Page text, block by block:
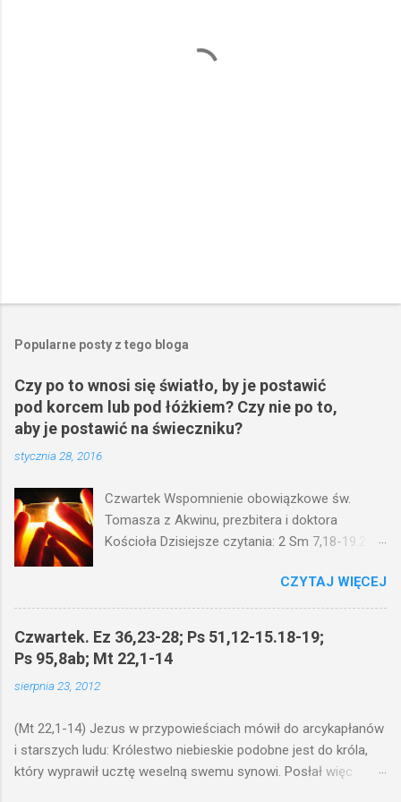
Popularne posty z tego bloga
Czy po to wnosi się światło, by je postawić
pod korcem lub pod łóżkiem? Czy nie po to,
aby je postawić na świeczniku?
stycznia 28, 2016
Czwartek Wspomnienie obowiązkowe św.
Tomasza z Akwinu, prezbitera i doktora
Kościoła Dzisiejsze czytania: 2 Sm 7,18-19.24-
(Mk 4,21-25) Jezus mówił ludowi: Czy po to
wnosi się światło, by je postawić pod korcem
lub pod łóżkiem? Czy nie po to, aby je postawić
na świeczniku? Nie ma bowiem nic ukrytego, co
by nie miało wyjść na jaw. Kto ma uszy do
wy mierzycie, odmierzą wam i jeszcze wam
dołożą. Bo kto ma, temu będzie dane; a kto nie
ma, pozbawią go i tego, co ma. W dzisiejszym
CZYTAJ WIĘCEJ
Czwartek. Ez 36,23-28; Ps 51,12-15.18-19;
Ps 95,8ab; Mt 22,1-14
sierpnia 23, 2012
(Mt 22,1-14) Jezus w przypowieściach mówił do arcykapłanów
i starszych ludu: Królestwo niebieskie podobne jest do króla,
który wyprawił ucztę weselną swemu synowi. Posłał więc